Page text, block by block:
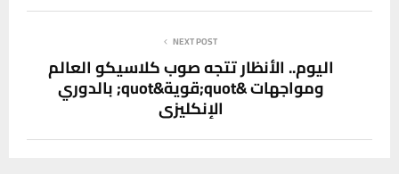
NEXT POST
اليوم.. الأنظار تتجه صوب كلاسيكو العالم
ومواجهات &quot;قوية&quot; بالدوري
الإنكليزي